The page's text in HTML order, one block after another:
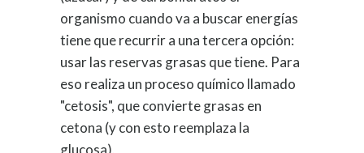
organismo cuando va a buscar energías
tiene que recurrir a una tercera opción:
usar las reservas grasas que tiene. Para
eso realiza un proceso químico llamado
"cetosis", que convierte grasas en
cetona (y con esto reemplaza la
glucosa).